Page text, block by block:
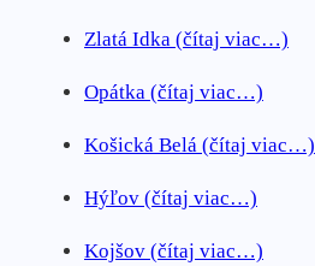
Zlatá Idka (čítaj viac…)
Opátka (čítaj viac…)
Košická Belá (čítaj viac…)
Hýľov (čítaj viac…)
Kojšov (čítaj viac…)